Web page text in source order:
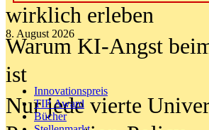
8. August 2026
Innovationspreis
TIP Award
Bücher
wirklich erleben
Warum KI-Angst
ist
Nur jede vierte